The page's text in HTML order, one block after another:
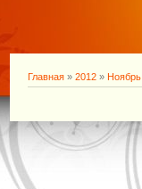
Главная » 2012 » Ноябрь